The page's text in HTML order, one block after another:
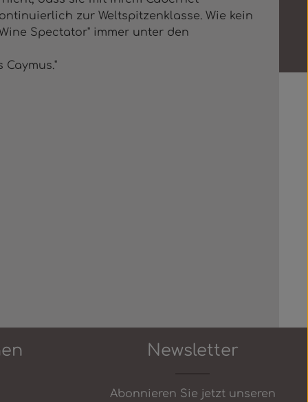
zur Weltspitzenklasse. Wie kein
Spectator" immer unter den
Newsletter
Abonnieren Sie jetzt unseren